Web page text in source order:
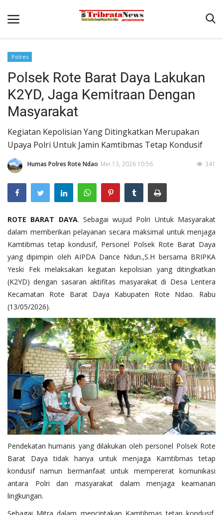
Beranda
Terms & Conditions
Pengamanan di Pelabuhan Pantaibaru Untuk Jamin
Reskrim
Polisi Kita
Lantas
Binmas
Polres
Polsek Rote Barat Daya Lakukan
K2YD, Jaga Kemitraan Dengan
Masyarakat
Kegiatan Kepolisian Yang Ditingkatkan Merupakan
Upaya Polri Untuk Jamin Kamtibmas Tetap Kondusif
Humas Polres Rote Ndao Mei 13, 2026 10:56 341
ROTE BARAT DAYA. Sebagai wujud Polri Untuk Masyarakat
dalam memberikan pelayanan secara maksimal untuk menjaga
Kamtibmas tetap kondusif, Personel Polsek Rote Barat Daya
yang dipimpin oleh AIPDA Dance Ndun.,S.H bersama BRIPKA
Yeski Fek melaksakan kegiatan kepolisian yang ditingkatkan
(K2YD) dengan sasaran aktifitas masyarakat di Desa Lentera
Kecamatan Rote Barat Daya Kabupaten Rote Ndao. Rabu
(13/05/2026).
Pendekatan humanis yang dilakukan oleh personel Polsek Rote
Barat Daya tidak hanya untuk menjaga Kamtibmas tetap
kondusif namun bermanfaat untuk mempererat komunikasi
antara Polri dan masyarakat dalam menjaga keamanan
lingkungan.